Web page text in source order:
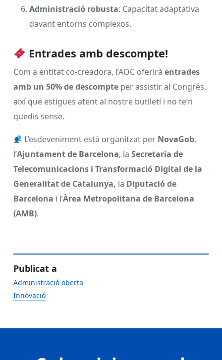
Administració robusta: Capacitat adaptativa
davant entorns complexos.
Entrades amb descompte!
Com a entitat co-creadora, l’AOC oferirà entrades
amb un 50% de descompte per assistir al Congrés,
així que estigues atent al nostre butlletí i no te’n
quedis sense.
L’esdeveniment està organitzat per NovaGob,
l’Ajuntament de Barcelona, la Secretaria de
Telecomunicacions i Transformació Digital de la
Generalitat de Catalunya, la Diputació de
Barcelona i l’Àrea Metropolitana de Barcelona
(AMB).
Publicat a
Administració oberta
Innovació